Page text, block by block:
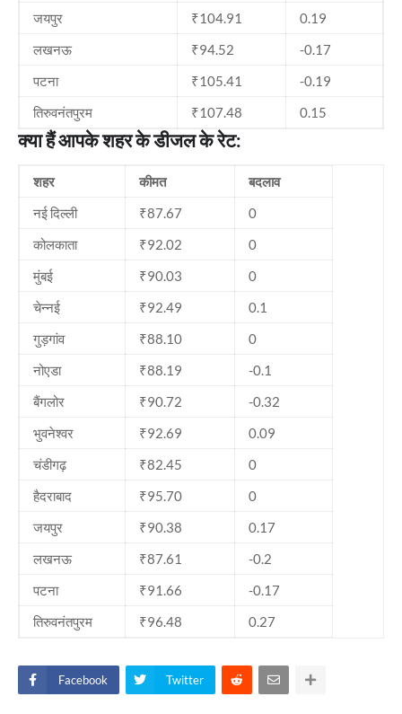
जयपुर
₹104.91
0.19
लखनऊ
₹94.52
-0.17
पटना
₹105.41
-0.19
तिरुवनंतपुरम
₹107.48 0.15
क्या हैं आपके शहर के डीजल के रेट:
शहर कीमत
बदलाव
नई दिल्ली
₹87.67
0
कोलकाता
₹92.02
0
मुंबई
₹90.03
0
चेन्नई
₹92.49
0.1
गुड़गांव
₹88.10
0
नोएडा
₹88.19
-0.1
बैंगलोर
₹90.72
-0.32
भुवनेश्वर
₹92.69
0.09
चंडीगढ़
₹82.45
0
हैदराबाद
₹95.70
0
जयपुर
₹90.38
0.17
लखनऊ
₹87.61
-0.2
पटना
₹91.66
-0.17
तिरुवनंतपुरम
₹96.48 0.27
Facebook Twitter